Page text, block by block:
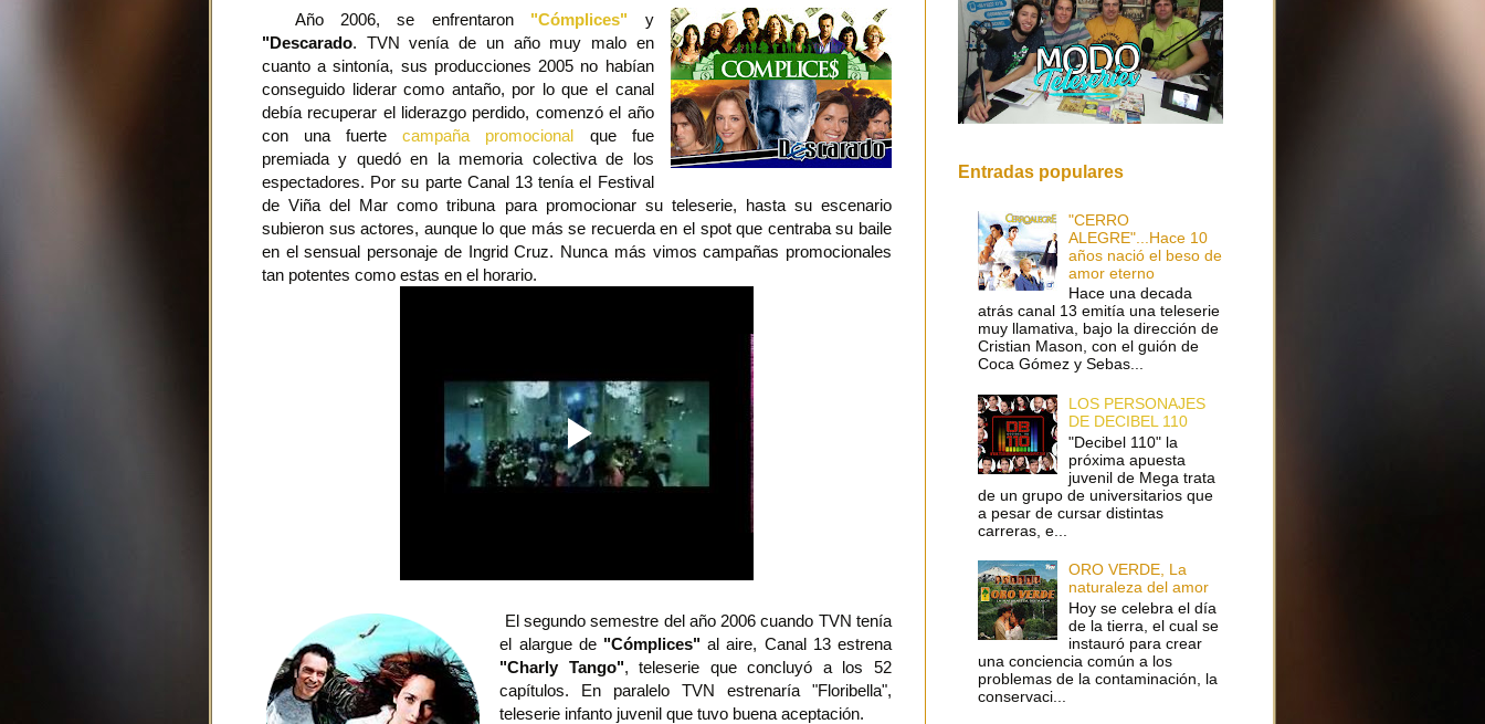
Año 2006, se enfrentaron "Cómplices" y
"Descarado. TVN venía de un año muy malo en
cuanto a sintonía, sus producciones 2005 no habían
conseguido liderar como antaño, por lo que el canal
debía recuperar el liderazgo perdido, comenzó el año
con una fuertecampaña promocional que fue
premiada y quedó en la memoria colectiva de los
espectadores. Por su parte Canal 13 tenía el Festival
de Viña del Mar como tribuna para promocionar su teleserie, hasta su escenario
subieron sus actores, aunque lo que más se recuerda en el spot que centraba su baile
en el sensual personaje de Ingrid Cruz. Nunca más vimos campañas promocionales
tan potentes como estas en el horario.
El segundo semestre del año 2006 cuando TVN tenía
el alargue de "Cómplices" al aire, Canal 13 estrena
"Charly Tango", teleserie que concluyó a los 52
capítulos. En paralelo TVN estrenaría "Floribella",
teleserie infanto juvenil que tuvo buena aceptación.
Entradas populares
"CERRO
ALEGRE"...Hace 10
años nació el beso de
amor eterno
Hace una decada
atrás canal 13 emitía una teleserie
muy llamativa, bajo la dirección de
Cristian Mason, con el guión de
Coca Gómez y Sebas...
LOS PERSONAJES
DE DECIBEL 110
"Decibel 110" la
próxima apuesta
juvenil de Mega trata
de un grupo de universitarios que
a pesar de cursar distintas
carreras, e...
ORO VERDE, La
naturaleza del amor
Hoy se celebra el día
de la tierra, el cual se
instauró para crear
una conciencia común a los
problemas de la contaminación, la
conservaci...